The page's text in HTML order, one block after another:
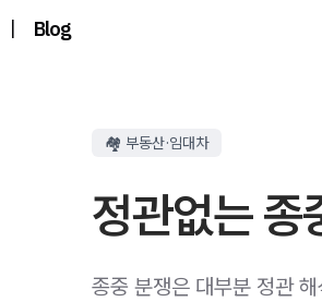
| Blog
🏘️ 부동산·임대차
정관없는 종
종중 분쟁은 대부분 정관